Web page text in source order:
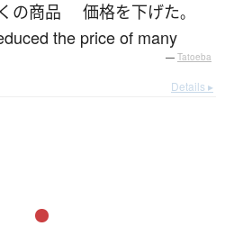
の商品 価格を下げた。
the price of many
— Tatoeba
Details ▸